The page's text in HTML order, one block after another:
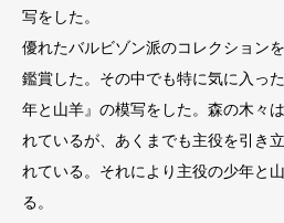
写をした。
優れたバルビゾン派のコレクション
鑑賞した。その中でも特に気に入っ
年と山羊』の模写をした。森の木々
れているが、あくまでも主役を引き
れている。それにより主役の少年と
る。